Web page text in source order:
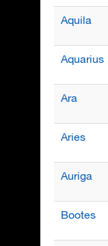
Aquila
Aquarius
Ara
Aries
Auriga
Bootes